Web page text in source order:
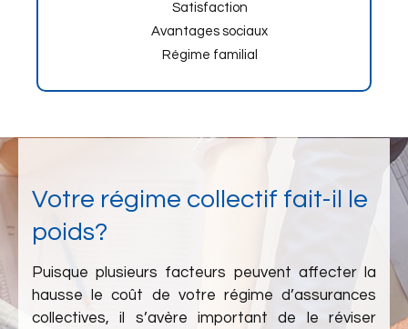
Satisfaction
Avantages sociaux
Régime familial
Votre régime collectif fait-il le
poids?
Puisque plusieurs facteurs peuvent affecter la
hausse le coût de votre régime d’assurances
collectives, il s’avère important de le réviser